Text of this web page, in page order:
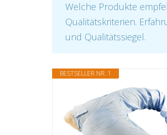
Welche Produkte
Qualitätskriterien.
und Qualitätssiegel.
BESTSELLER NR. 1